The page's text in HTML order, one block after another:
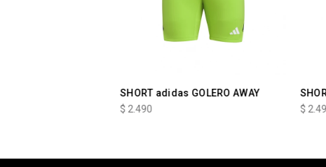
SHORT adidas GOLERO AWAY
$ 2.490
$